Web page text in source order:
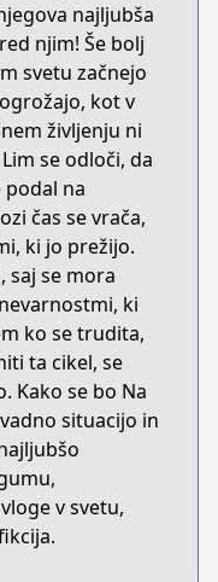
najljubša
njim! Še bolj
svetu začnejo
kot v
življenju ni
se odloči, da
podal na
čas se vrača,
ki jo prežijo.
saj se mora
ki
ko se trudita,
ta cikel, se
Kako se bo Na
situacijo in
v svetu,